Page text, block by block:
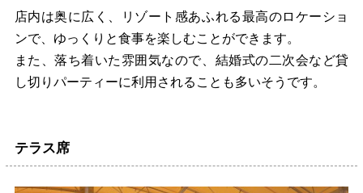
店内は奥に広く、リゾート感あふれる最高のロケーショ
ンで、ゆっくりと食事を楽しむことができます。
また、落ち着いた雰囲気なので、結婚式の二次会など貸
し切りパーティーに利用されることも多いそうです。
テラス席